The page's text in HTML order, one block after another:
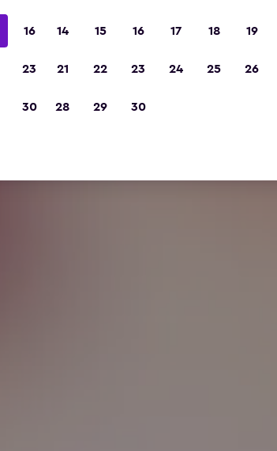
16
23
30
14 15 16 17 18 19
21 22 23 24 25 26
28 29 30